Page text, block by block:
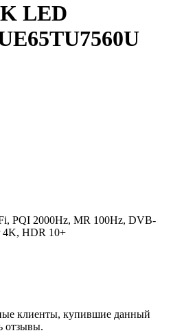
LED
PQI 2000Hz, MR 100Hz, DVB-
4K, HDR 10+
клиенты, купившие данный
отзывы.